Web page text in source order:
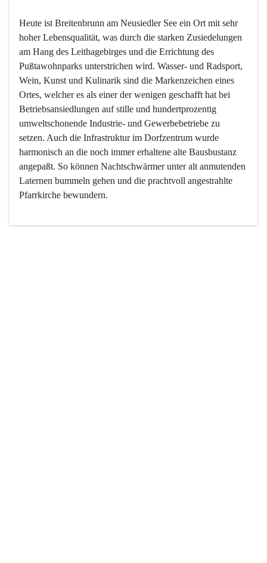
Heute ist Breitenbrunn am Neusiedler See ein Ort mit sehr
hoher Lebensqualität, was durch die starken Zusiedelungen
am Hang des Leithagebirges und die Errichtung des
Pußtawohnparks unterstrichen wird. Wasser- und Radsport,
Wein, Kunst und Kulinarik sind die Markenzeichen eines
Ortes, welcher es als einer der wenigen geschafft hat bei
Betriebsansiedlungen auf stille und hundertprozentig
umweltschonende Industrie- und Gewerbebetriebe zu
setzen. Auch die Infrastruktur im Dorfzentrum wurde
harmonisch an die noch immer erhaltene alte Bausbustanz
angepaßt. So können Nachtschwärmer unter alt anmutenden
Laternen bummeln gehen und die prachtvoll angestrahlte
Pfarrkirche bewundern.
Der Weinbau dominert heute nicht mehr, ist aber integrativer